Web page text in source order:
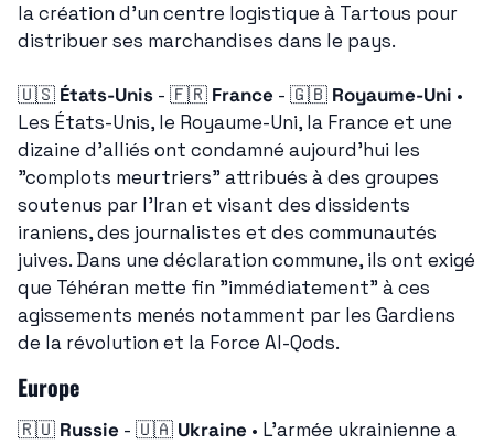
la création d'un centre logistique à Tartous pour
distribuer ses marchandises dans le pays.
🇺🇸 États-Unis - 🇫🇷 France - 🇬🇧 Royaume-Uni •
Les États-Unis, le Royaume-Uni, la France et une
dizaine d'alliés ont condamné aujourd'hui les
"complots meurtriers" attribués à des groupes
soutenus par l'Iran et visant des dissidents
iraniens, des journalistes et des communautés
juives. Dans une déclaration commune, ils ont exigé
que Téhéran mette fin "immédiatement" à ces
agissements menés notamment par les Gardiens
de la révolution et la Force Al-Qods.
Europe
🇷🇺 Russie - 🇺🇦 Ukraine • L'armée ukrainienne a